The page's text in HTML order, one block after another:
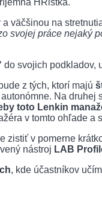
HRistka.
väčšinou na
svojej práce nejaký
do svojich podkladov,
z tých, ktorí majú
Na
toto Lenkin
v tomto ohľade
zistiť v pomerne
nástroj LAB
, kde účastníkov